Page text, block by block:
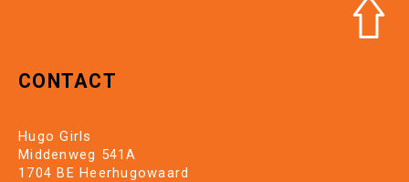
CONTACT
Hugo Girls
Middenweg 541A
1704 BE Heerhugowaard